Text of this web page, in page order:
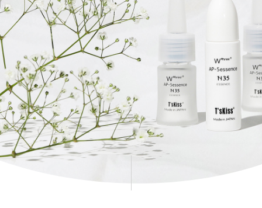
私たちのプラセンタ
開発インタビュー
商品一覧
取扱ご検討サロン様へ
お取扱サロン
お知らせ・ブログ
会社概要